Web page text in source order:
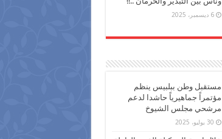
6 ديسمبر، 2025
مستقبل وطن ببلبيس ينظم
مؤتمراً جماهيرياً حاشدا لدعم
مرشحي مجلس الشيوخ
30 يوليو، 2025